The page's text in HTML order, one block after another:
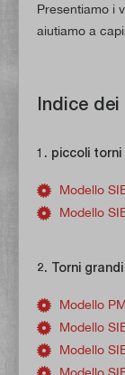
Presentiamo i
aiutiamo a
Indice
1. piccoli torni
Modello
Modello
2. Torni grandi
Modello
Modello
Modello